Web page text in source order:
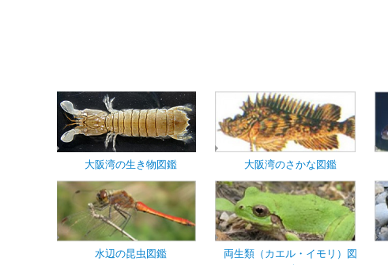
大阪湾の生き物図鑑 大阪湾のさかな図鑑
水辺の昆虫図鑑
両生類（カエル・イモリ）図